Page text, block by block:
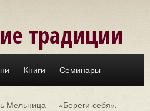
традиции
Книги Семинары
Мельница — «Береги себя».